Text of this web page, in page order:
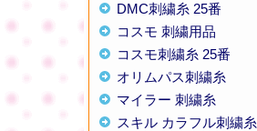
DMC刺繍糸 25番
コスモ 刺繍用品
コスモ刺繍糸 25番
オリムパス刺繍糸
マイラー 刺繍糸
スキル カラフル刺繍糸